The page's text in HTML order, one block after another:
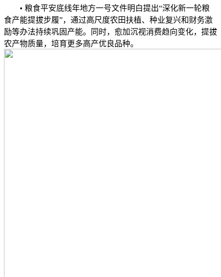
• 粮食平安底线年地方一号文件明白提出“深化新一轮粮
食产能提拔步履”，通过高尺度农田扶植、种业复兴和财务激
励等办法持续巩固产能。同时，愈加沉视消费趋向变化，提拔
农产物质量，培育更多高产优良品种。